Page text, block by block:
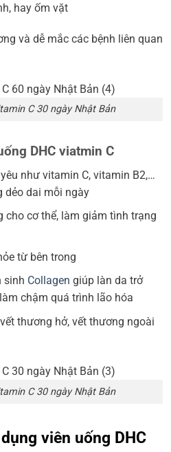
hay ốm vặt
và dễ mắc các bệnh liên quan
C 30 ngày Nhật Bản
DHC viatmin C
như vitamin C, vitamin B2,…
dẻo dai mỗi ngày
cho cơ thể, làm giảm tình trạng
từ bên trong
sinh Collagen giúp làn da trở
chậm quá trình lão hóa
thương hở, vết thương ngoài
C 30 ngày Nhật Bản
viên uống DHC